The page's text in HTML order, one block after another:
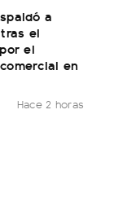
a
el
el
en
Hace 2 horas